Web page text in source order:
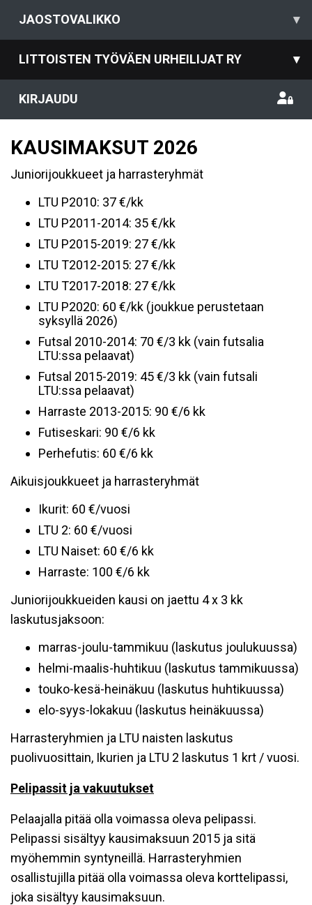
JAOSTOVALIKKO ▾
LITTOISTEN TYÖVÄEN URHEILIJAT RY ▾
KIRJAUDU
KAUSIMAKSUT 2026
Juniorijoukkueet ja harrasteryhmät
LTU P2010: 37 €/kk
LTU P2011-2014: 35 €/kk
LTU P2015-2019: 27 €/kk
LTU T2012-2015: 27 €/kk
LTU T2017-2018: 27 €/kk
LTU P2020: 60 €/kk (joukkue perustetaan
syksyllä 2026)
Futsal 2010-2014: 70 €/3 kk (vain futsalia
LTU:ssa pelaavat)
Futsal 2015-2019: 45 €/3 kk (vain futsali
LTU:ssa pelaavat)
Harraste 2013-2015: 90 €/6 kk
Futiseskari: 90 €/6 kk
Perhefutis: 60 €/6 kk
Aikuisjoukkueet ja harrasteryhmät
Ikurit: 60 €/vuosi
LTU 2: 60 €/vuosi
LTU Naiset: 60 €/6 kk
Harraste: 100 €/6 kk
Juniorijoukkueiden kausi on jaettu 4 x 3 kk
laskutusjaksoon:
marras-joulu-tammikuu (laskutus joulukuussa)
helmi-maalis-huhtikuu (laskutus tammikuussa)
touko-kesä-heinäkuu (laskutus huhtikuussa)
elo-syys-lokakuu (laskutus heinäkuussa)
Harrasteryhmien ja LTU naisten laskutus
puolivuosittain, Ikurien ja LTU 2 laskutus 1 krt / vuosi.
Pelipassit ja vakuutukset
Pelaajalla pitää olla voimassa oleva pelipassi.
Pelipassi sisältyy kausimaksuun 2015 ja sitä
myöhemmin syntyneillä. Harrasteryhmien
osallistujilla pitää olla voimassa oleva korttelipassi,
joka sisältyy kausimaksuun.